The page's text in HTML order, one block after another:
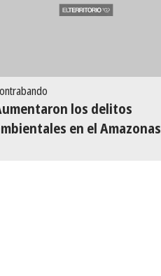
los delitos
en el Amazonas